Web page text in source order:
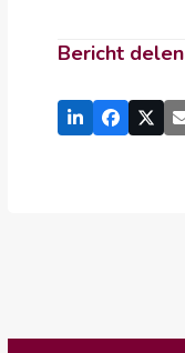
Bericht delen